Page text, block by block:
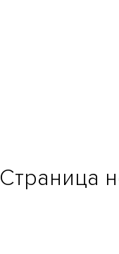
Страница